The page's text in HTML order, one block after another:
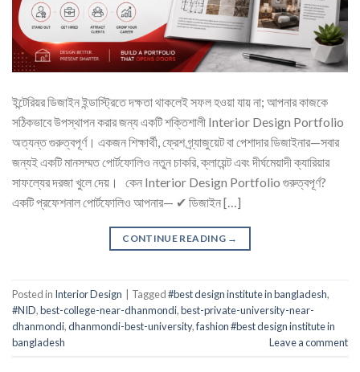
ইন্টেরিয়র ডিজাইন ইন্ডাস্ট্রিতে দক্ষতা থাকলেই সফল হওয়া যায় না; আপনার কাজকে
সঠিকভাবে উপস্থাপন করার জন্য একটি শক্তিশালী Interior Design Portfolio
অত্যন্ত গুরুত্বপূর্ণ। একজন শিক্ষার্থী, ফ্রেশ গ্র্যাজুয়েট বা পেশাদার ডিজাইনার—সবার
জন্যই একটি মানসম্মত পোর্টফোলিও নতুন চাকরি, ক্লায়েন্ট এবং দীর্ঘমেয়াদী ক্যারিয়ার
সাফল্যের দরজা খুলে দেয়। কেন Interior Design Portfolio গুরুত্বপূর্ণ?
একটি প্রফেশনাল পোর্টফোলিও আপনার— ✔ ডিজাইন […]
CONTINUE READING →
Posted in Interior Design Tagged#best design institute in bangladesh,
#NID,best-college-near-dhanmondi,best-private-university-near-
dhanmondi,dhanmondi-best-university,fashion #best design institute in
bangladesh
Leave a comment